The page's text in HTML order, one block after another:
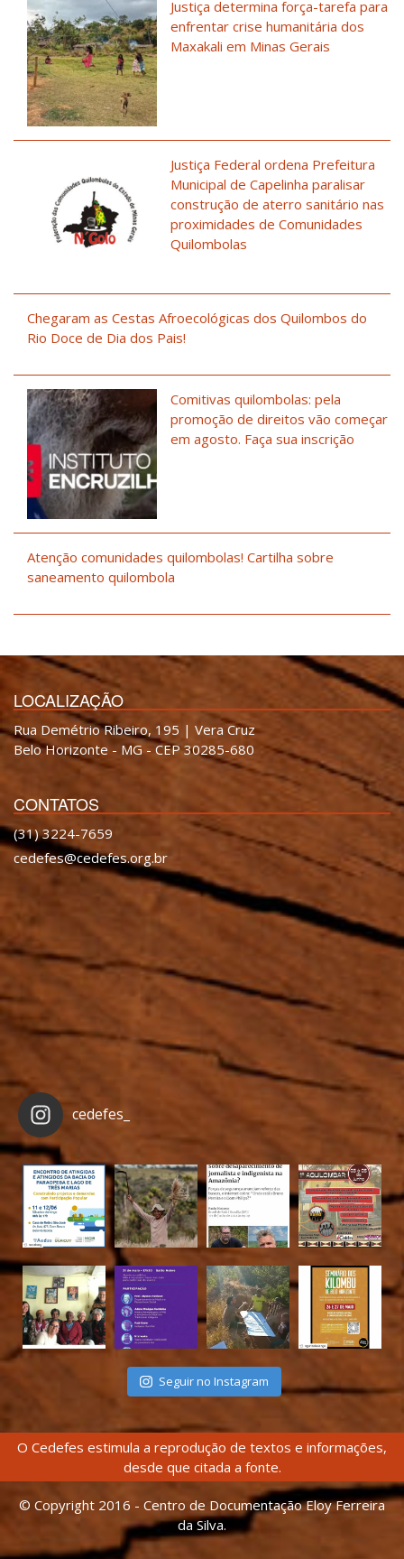
Justiça determina força-tarefa para
enfrentar crise humanitária dos
Maxakali em Minas Gerais
Justiça Federal ordena Prefeitura
Municipal de Capelinha paralisar
construção de aterro sanitário nas
proximidades de Comunidades
Quilombolas
Chegaram as Cestas Afroecológicas dos Quilombos do
Rio Doce de Dia dos Pais!
Comitivas quilombolas: pela
promoção de direitos vão começar
em agosto. Faça sua inscrição
Atenção comunidades quilombolas! Cartilha sobre
saneamento quilombola
LOCALIZAÇÃO
Rua Demétrio Ribeiro, 195 | Vera Cruz
Belo Horizonte - MG - CEP 30285-680
CONTATOS
(31) 3224-7659
cedefes@cedefes.org.br
cedefes_
Seguir no Instagram
O Cedefes estimula a reprodução de textos e informações,
desde que citada a fonte.
© Copyright 2016 - Centro de Documentação Eloy Ferreira
da Silva.